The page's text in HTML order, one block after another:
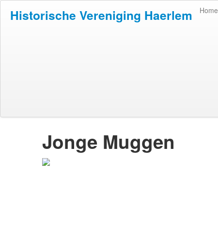
Historische Vereniging Haerlem Home
Jonge Muggen